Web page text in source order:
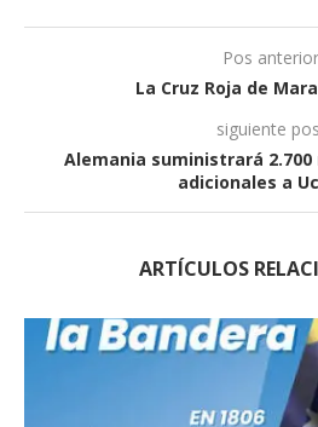
Pos anterior
La Cruz Roja de
siguiente
Alemania suministrará
adicionales a
ARTÍCULOS